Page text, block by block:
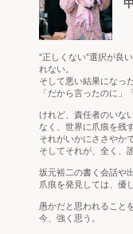
”正しくない”選択が良
れない。
そして悪い結果になっ
「だから言ったのに」
けれど、責任者のいな
なく、世界に爪痕を残
それがいかにささやか
そしてそれが、全く、
坂元裕二の書く会話や
爪痕を発見しては、優
愚かだと思われること
今、強く思う。